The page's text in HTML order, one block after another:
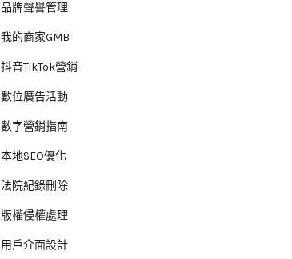
品牌聲譽管理
我的商家GMB
抖音TikTok營銷
數位廣告活動
數字營銷指南
本地SEO優化
法院紀錄刪除
版權侵權處理
用戶介面設計